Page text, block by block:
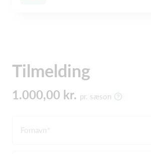
Tilmelding
1.000,00 kr. pr. sæson
Fornavn